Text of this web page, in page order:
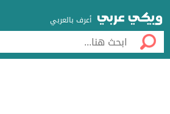
أعرف بالعربي